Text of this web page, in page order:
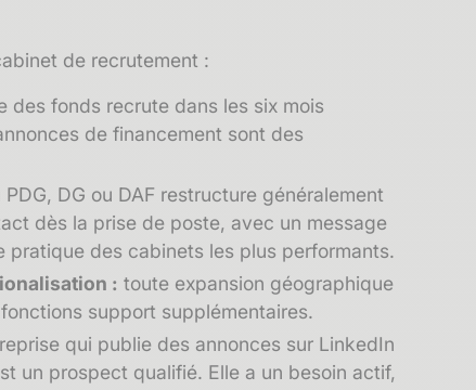
de recrutement :
des fonds recrute dans les six mois
de financement sont des
PDG, DG ou DAF restructure généralement
dès la prise de poste, avec un message
pratique des cabinets les plus performants.
: toute expansion géographique
support supplémentaires.
qui publie des annonces sur LinkedIn
un prospect qualifié. Elle a un besoin actif,